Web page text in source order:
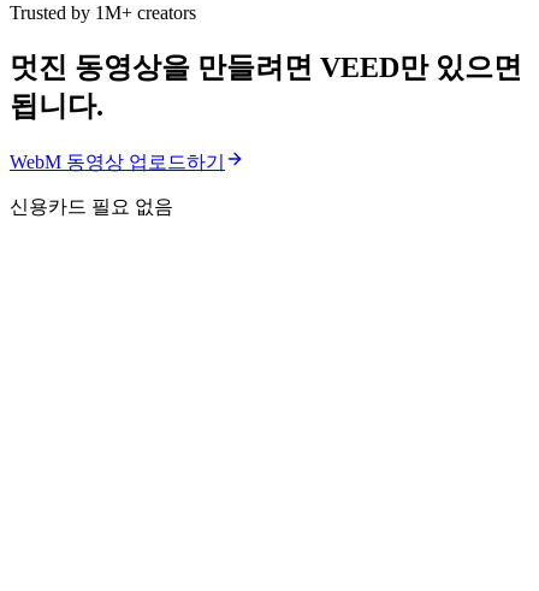
Trusted by 1M+ creators
멋진 동영상을 만들려면 VEED만 있으면
됩니다.
WebM 동영상 업로드하기
신용카드 필요 없음